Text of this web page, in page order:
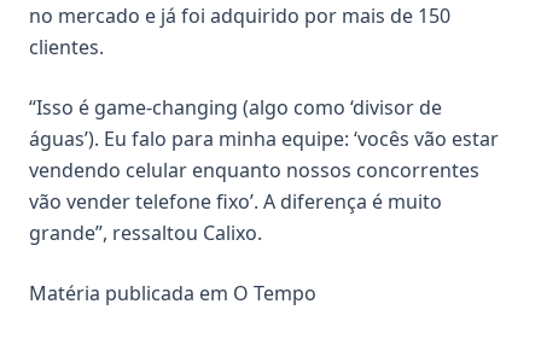
no mercado e já foi adquirido por mais de 150
clientes.
“Isso é game-changing (algo como ‘divisor de
águas’). Eu falo para minha equipe: ‘vocês vão estar
vendendo celular enquanto nossos concorrentes
vão vender telefone fixo’. A diferença é muito
grande”, ressaltou Calixo.
Matéria publicada em O Tempo